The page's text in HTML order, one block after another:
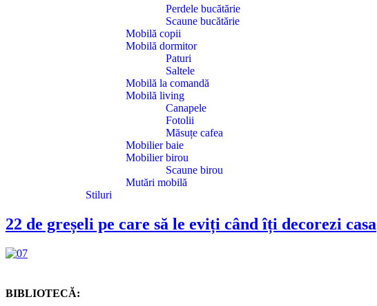
Perdele bucătărie
Scaune bucătărie
Mobilă copii
Mobilă dormitor
Paturi
Saltele
Mobilă la comandă
Mobilă living
Canapele
Fotolii
Măsuțe cafea
Mobilier baie
Mobilier birou
Scaune birou
Mutări mobilă
Stiluri
22 de greșeli pe care să le eviți când îți decorezi casa
BIBLIOTECĂ: